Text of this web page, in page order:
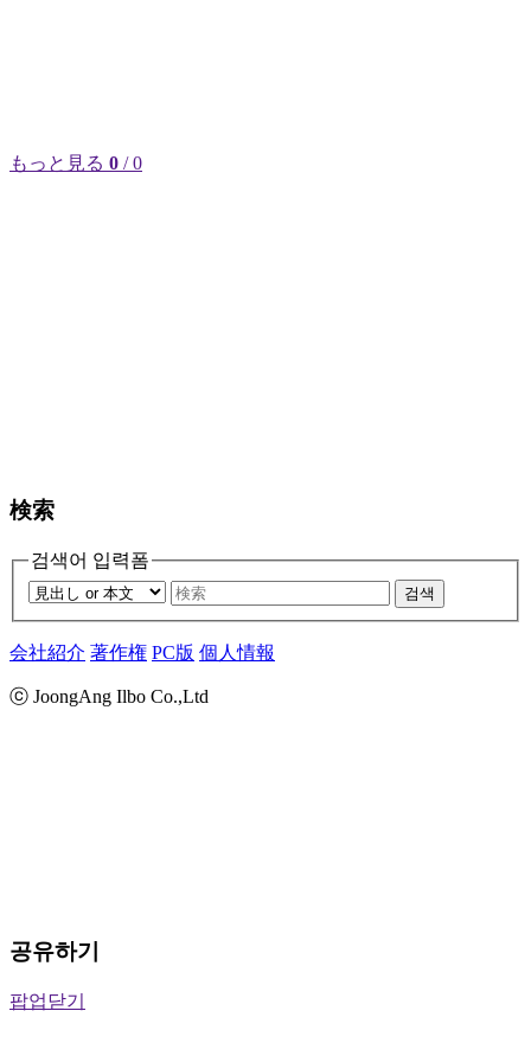
もっと見る 0 / 0
検索
검색어 입력폼
검색
会社紹介 著作権 PC版 個人情報
ⓒ JoongAng Ilbo Co.,Ltd
공유하기
팝업닫기